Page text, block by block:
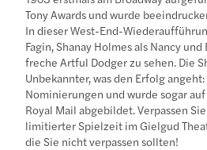
Tony Awards und wurde
In dieser West-End-
Fagin, Shanay Holmes als Nancy
freche Artful Dodger zu sehen. Die
Unbekannter, was den Erfolg
Nominierungen und wurde sogar
Royal Mail abgebildet. Verpassen
limitierter Spielzeit im Gielgud
die Sie nicht verpassen sollten!